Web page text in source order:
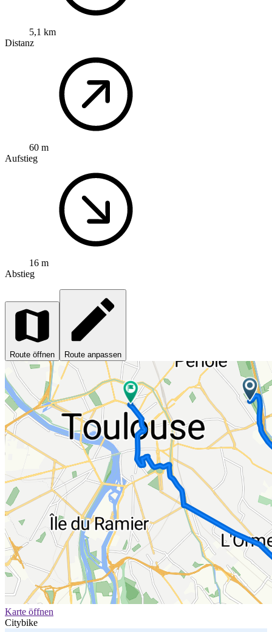
5,1 km
Distanz
60 m
Aufstieg
16 m
Abstieg
Route öffnen Route anpassen
Karte öffnen
Citybike